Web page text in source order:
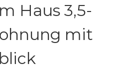
Haus 3,5-
mit